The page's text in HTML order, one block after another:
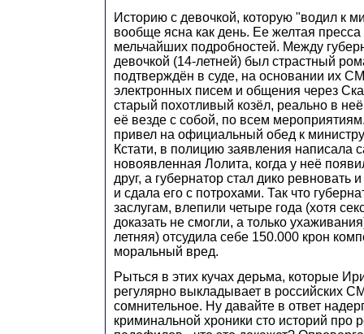
Историю с девочкой, которую "водил к
вообще ясна как день. Ее желтая
мельчайших подробностей. Между
девочкой (14-летней) был страстный
подтверждён в суде, на основании их
электронных писем и общения через
старый похотливый козёл, реально в
её везде с собой, по всем
привел на официальный обед к
Кстати, в полицию заявления написала
новоявленная Лолита, когда у неё
друг, а губернатор стал дико ревновать
и сдала его с потрохами. Так что
заслугам, влепили четыре года (хотя
доказать не смогли, а только
летняя) отсудила себе 150.000 крон
моральный вред.
Рыться в этих кучах дерьма, которые
регулярно выкладывает в российских
сомнительное. Ну давайте в ответ
криминальной хроники сто историй про